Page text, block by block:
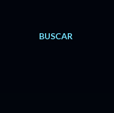
BUSCAR